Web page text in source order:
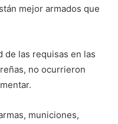
mejor armados que
de las requisas en las
no ocurrieron
municiones,